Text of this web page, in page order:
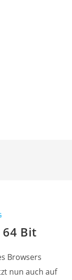
Bit
Browsers
nun auch auf